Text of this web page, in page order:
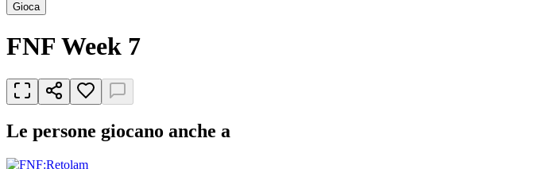
Gioca
FNF Week 7
Le persone giocano anche a